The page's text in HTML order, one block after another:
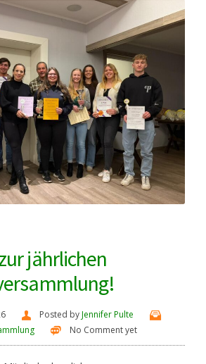
jährlichen
Posted byJennifer Pulte
No Comment yet